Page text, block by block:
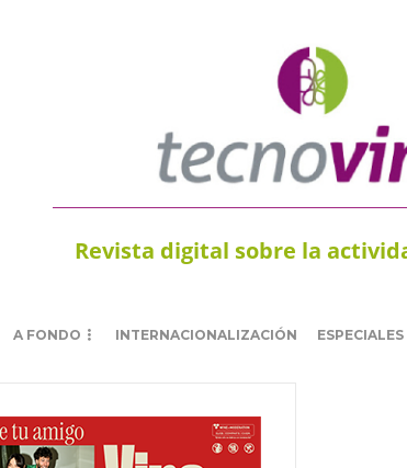
Revista digital sobre la
A FONDO INTERNACIONALIZACIÓN ESPECIALES